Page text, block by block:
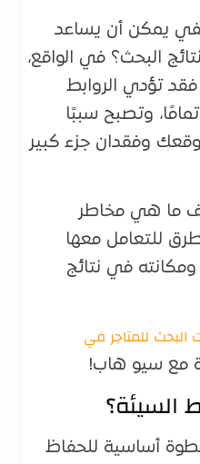
يمكن أن يساعد
البحث؟ في الواقع،
تؤدي الروابط
وتصبح سببًا
وفقدان جزء كبير
ما هي مخاطر
للتعامل معها
في نتائج
للمتاجر في
مع سيو هاب!
السيئة؟
أساسية للحفاظ